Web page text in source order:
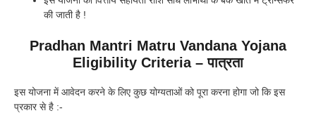
की जाती है !
Pradhan Mantri Matru Vandana Yojana
Eligibility Criteria –पात्रता
इस योजना में आवेदन करने के लिए कुछ योग्यताओं को पूरा करना होगा जो कि इस
प्रकार से है :-